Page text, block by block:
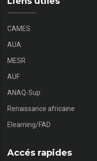
CAMES
AUA
MESR
AUF
ANAQ-Sup
Renaissance africaine
Elearning/FAD
Accés rapides